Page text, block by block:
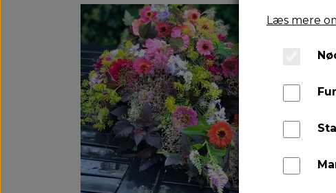
Læs mere